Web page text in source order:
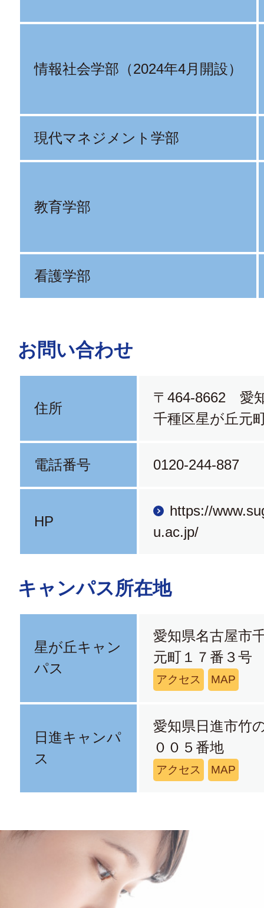
情報社会学部（2024年4月開設）
現代マネジメント学部
教育学部
看護学部
お問い合わせ
住所
〒464-8662 愛
千種区星が丘元
電話番号 0120-244-887
HP
https://
u.ac.jp/
キャンパス所在地
星が丘キャン
パス
愛知県名古屋市
元町１７番３号
アクセス MAP
日進キャンパ
ス
愛知県日進市竹
００５番地
アクセス MAP